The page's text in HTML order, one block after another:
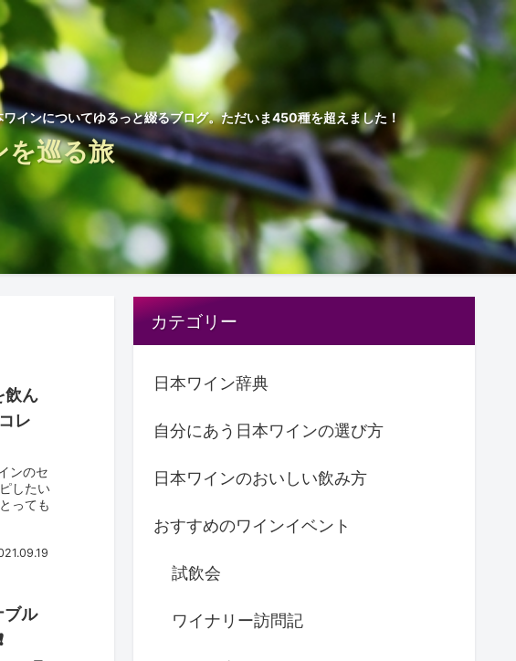
インについてゆるっと綴るブログ。ただいま450種を超えました！
を巡る旅
飲ん
レ
ンのセ
したい
っても
ブル
カテゴリー
日本ワイン辞典
自分にあう日本ワインの選び方
日本ワインのおいしい飲み方
おすすめのワインイベント
試飲会
ワイナリー訪問記